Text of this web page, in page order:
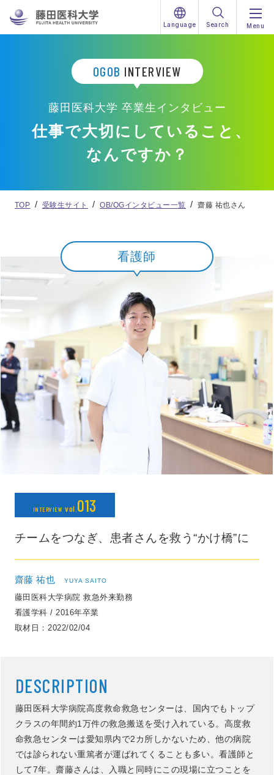
Language Search Menu
OGOB INTERVIEW
藤田医科大学 卒業生インタビュー
仕事で大切にしていること、
なんですか？
TOP 受験生サイト OB/OGインタビュー一覧 齋藤 祐也さん
看護師
INTERVIEW vol. 013
チームをつなぎ、患者さんを救う“かけ橋”に
齋藤 祐也 YUYA SAITO
藤田医科大学病院 救急外来勤務
看護学科 / 2016年卒業
取材日
2022/02/04
DESCRIPTION
藤田医科大学病院高度救命救急センターは、国内でもトップ
クラスの年間約1万件の救急搬送を受け入れている。高度救
命救急センターは愛知県内で2カ所しかないため、他の病院
では診られない重篤者が運ばれてくることも多い。看護師と
して7年。齋藤さんは、入職と同時にこの現場に立つことを